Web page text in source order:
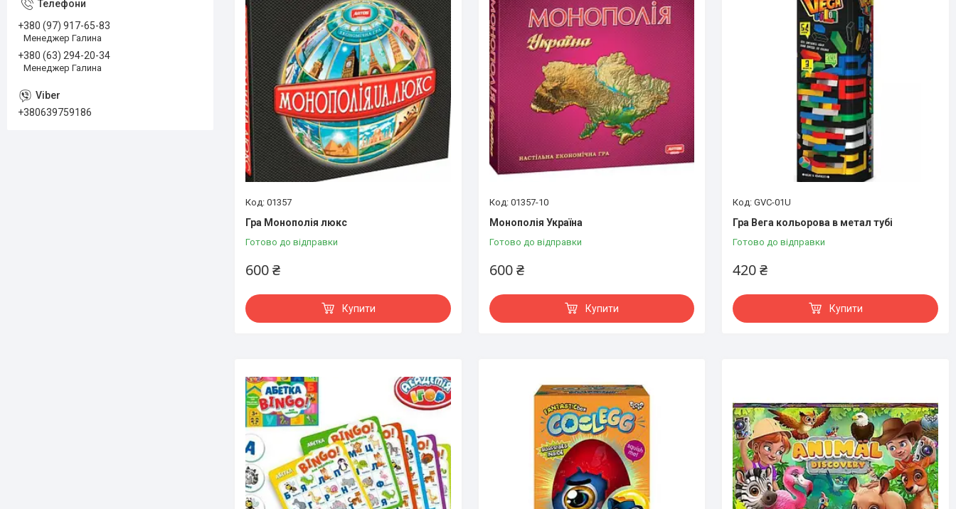
01357
Гра Монополія люкс
Готово до відправки
600 ₴
Купити
01357-10
Монополія Україна
Готово до відправки
600 ₴
Купити
GVC-01U
Гра Вега кольорова в метал тубі
Готово до відправки
420 ₴
Купити
+380 (97) 917-65-83
Менеджер Галина
+380 (63) 294-20-34
Менеджер Галина
+380639759186